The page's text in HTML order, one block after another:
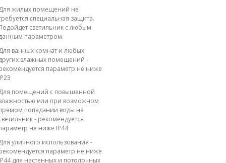
жилых помещений не
специальная защита.
светильник с любым
параметром.
ванных комнат и любых
влажных помещений -
параметр не ниже
помещений с повышенной
или при возможном
попадании воды на
- рекомендуется
не ниже IP44
уличного использования -
параметр не ниже
для настенных и потолочных